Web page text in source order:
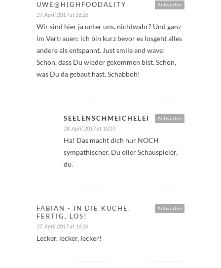
Antworten
UWE@HIGHFOODALITY
27. April 2017 at 16:26
Wir sind hier ja unter uns, nichtwahr? Und ganz
im Vertrauen: ich bin kurz bevor es losgeht alles
andere als entspannt. Just smile and wave!
Schön, dass Du wieder gekommen bist. Schön,
was Du da gebaut hast, Schabboh!
Antworten
SEELENSCHMEICHELEI
28. April 2017 at 10:55
Ha! Das macht dich nur NOCH
sympathischer. Du oller Schauspieler,
du.
Antworten
FABIAN - IN DIE KÜCHE.
FERTIG, LOS!
27. April 2017 at 16:36
Lecker, lecker, lecker!